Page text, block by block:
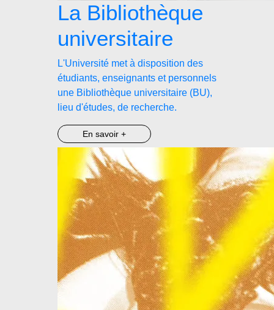
La Bibliothèque
universitaire
L'Université met à disposition des
étudiants, enseignants et personnels
une Bibliothèque universitaire (BU),
lieu d'études, de recherche.
En savoir +